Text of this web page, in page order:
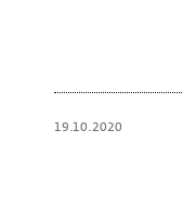
19.10.2020